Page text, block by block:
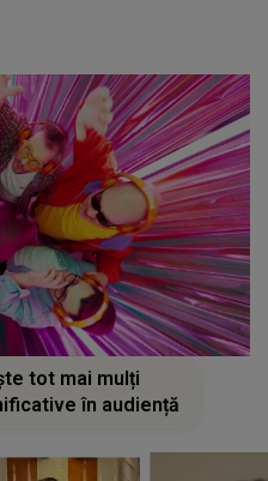
tot mai mulți
în audiență